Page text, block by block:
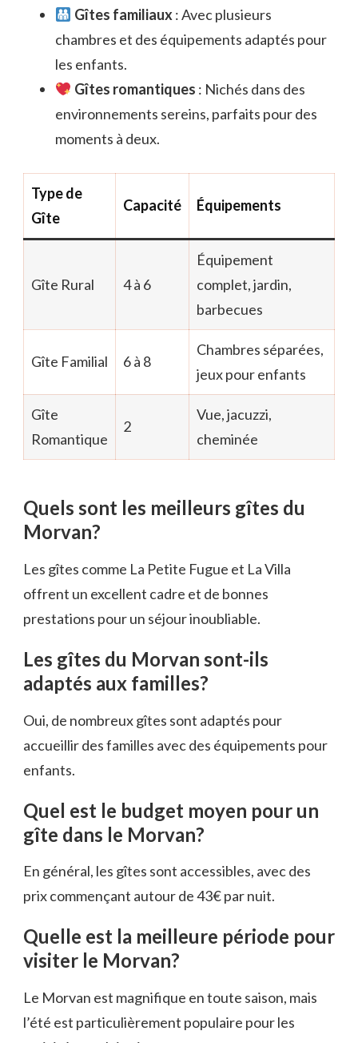
Gîtes familiaux: Avec plusieurs
chambres et des équipements adaptés pour
les enfants.
Gîtes romantiques : Nichés dans des
environnements sereins, parfaits pour des
moments à deux.
Type de
Gîte
Capacité Équipements
Gîte Rural 4 à 6
Équipement
complet, jardin,
barbecues
Gîte Familial 6 à 8
Chambres séparées,
jeux pour enfants
Gîte
Romantique
2
Vue, jacuzzi,
cheminée
Quels sont les meilleurs gîtes du
Morvan?
Les gîtes comme La Petite Fugue et La Villa
offrent un excellent cadre et de bonnes
prestations pour un séjour inoubliable.
Les gîtes du Morvan sont-ils
adaptés aux familles?
Oui, de nombreux gîtes sont adaptés pour
accueillir des familles avec des équipements pour
enfants.
Quel est le budget moyen pour un
gîte dans le Morvan?
En général, les gîtes sont accessibles, avec des
prix commençant autour de 43€ par nuit.
Quelle est la meilleure période pour
visiter le Morvan?
Le Morvan est magnifique en toute saison, mais
l’été est particulièrement populaire pour les